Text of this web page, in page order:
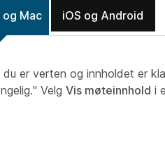
Mac iOS og Android
du er verten og innholdet er
Velg Vis møteinnhold i